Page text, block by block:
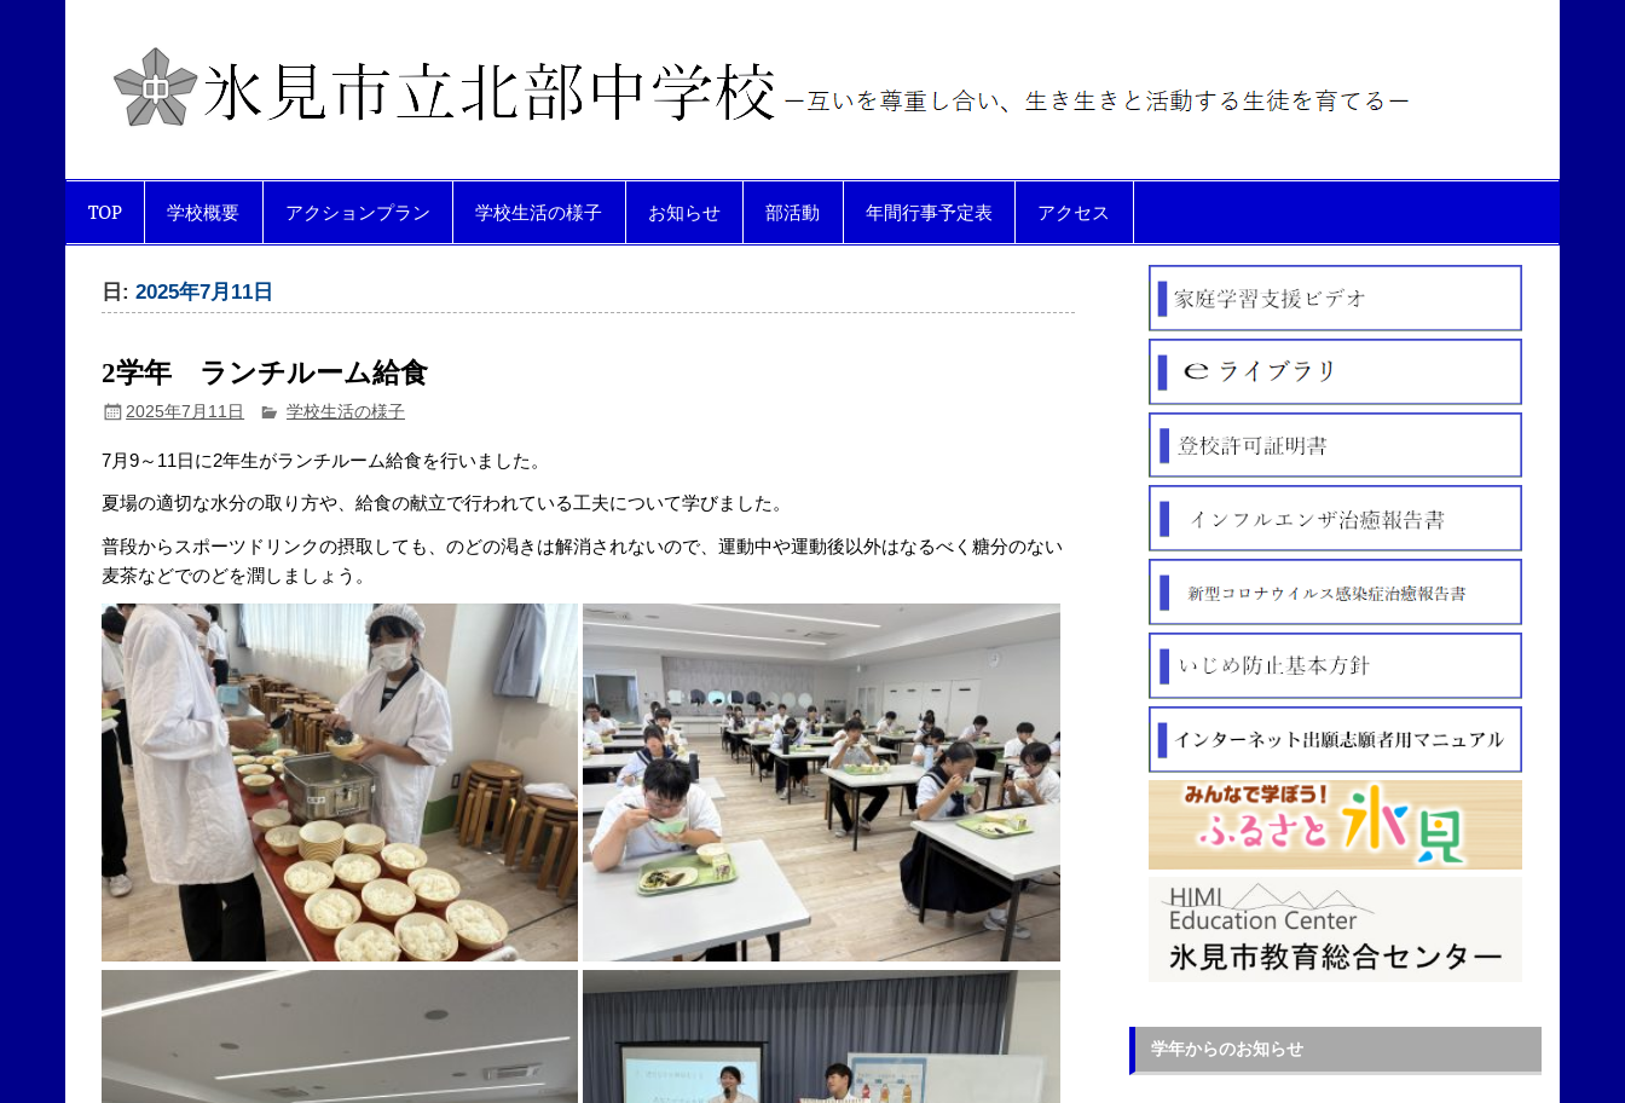
TOP 学校概要 アクションプラン 学校生活の様子 お知らせ 部活動 年間行事予定表 アクセス
日:2025年7月11日
2学年 ランチルーム給食
2025年7月11日 学校生活の様子
7月9～11日に2年生がランチルーム給食を行いました。
夏場の適切な水分の取り方や、給食の献立で行われている工夫について学びました。
普段からスポーツドリンクの摂取しても、のどの渇きは解消されないので、運動中や運動後以外はなるべく糖分のない
麦茶などでのどを潤しましょう。
学年からのお知らせ